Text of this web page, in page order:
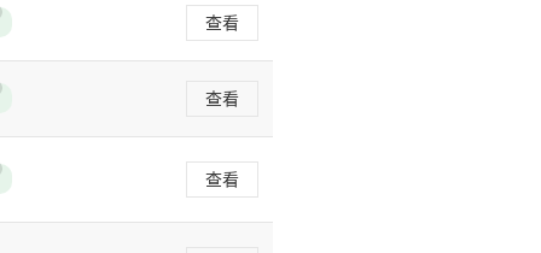
查看
查看
查看